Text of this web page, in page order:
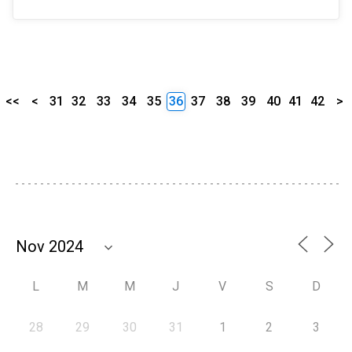
<< < 31 32 33 34 35 36 37 38 39 40 41 42 >
L M M J V S D
28 29 30 31 1 2 3